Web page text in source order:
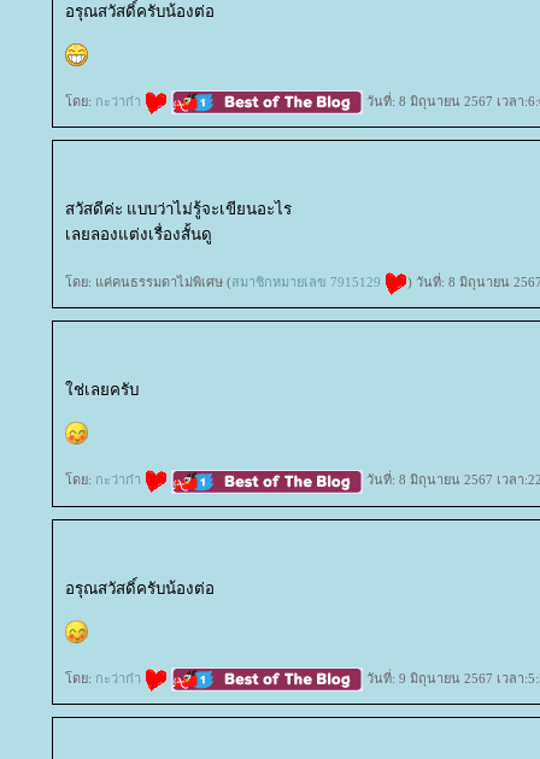
อรุณสวัสดิ์ครับน้องต่อ
ดย: กะว่าก๋า วันที่: 8 มิถุนายน 2567 เวลา
สวัสดีค่ะ แบบว่าไม่รู้จะเขียนอะไร
เลยลองแต่งเรื่องสั้นดู
ดย: แค่คนธรรมดาไม่พิเศษ (สมาชิกหมายเลข 7915129 ) วันที่: 8 มิถุนายน
ช่เลยครับ
ดย: กะว่าก๋า วันที่: 8 มิถุนายน 2567 เวลา
อรุณสวัสดิ์ครับน้องต่อ
ดย: กะว่าก๋า วันที่: 9 มิถุนายน 2567 เวลา